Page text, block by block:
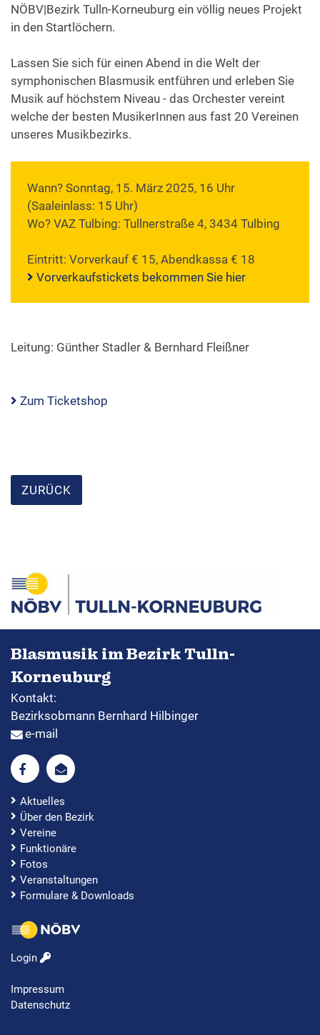
NÖBV|Bezirk Tulln-Korneuburg ein völlig neues Projekt
in den Startlöchern.
Lassen Sie sich für einen Abend in die Welt der
symphonischen Blasmusik entführen und erleben Sie
Musik auf höchstem Niveau - das Orchester vereint
welche der besten MusikerInnen aus fast 20 Vereinen
unseres Musikbezirks.
Wann? Sonntag, 15. März 2025, 16 Uhr
(Saaleinlass: 15 Uhr)
Wo? VAZ Tulbing: Tullnerstraße 4, 3434 Tulbing
Eintritt: Vorverkauf € 15, Abendkassa € 18
Vorverkaufstickets bekommen Sie hier
Leitung: Günther Stadler & Bernhard Fleißner
Zum Ticketshop
ZURÜCK
Blasmusik im Bezirk Tulln-
Korneuburg
Kontakt:
Bezirksobmann Bernhard Hilbinger
e-mail
Aktuelles
Über den Bezirk
Vereine
Funktionäre
Fotos
Veranstaltungen
Formulare & Downloads
Login
Impressum
Datenschutz